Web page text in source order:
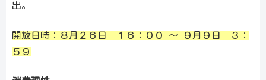
出。
開放日時：８月２６日 １６：００ ～ ９月９日 ３：
５９